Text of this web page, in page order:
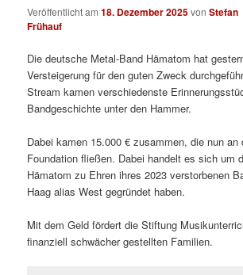
Veröffentlicht am18. Dezember 2025vonStefan
Frühauf
Die deutsche Metal-Band Hämatom hat
Versteigerung für den guten Zweck
Stream kamen verschiedenste
Bandgeschichte unter den Hammer.
Dabei kamen 15.000 € zusammen, die nun
Foundation fließen. Dabei handelt es sich um
Hämatom zu Ehren ihres 2023 verstorbenen
Haag alias West gegründet haben.
Mit dem Geld fördert die Stiftung
finanziell schwächer gestellten Familien.